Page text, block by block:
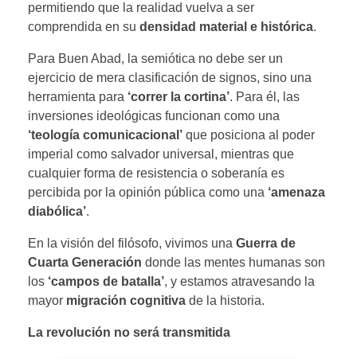
permitiendo que la realidad vuelva a ser
comprendida en su densidad material e histórica.
Para Buen Abad, la semiótica no debe ser un
ejercicio de mera clasificación de signos, sino una
herramienta para ‘correr la cortina’. Para él, las
inversiones ideológicas funcionan como una
‘teología comunicacional’ que posiciona al poder
imperial como salvador universal, mientras que
cualquier forma de resistencia o soberanía es
percibida por la opinión pública como una ‘amenaza
diabólica’.
En la visión del filósofo, vivimos una Guerra de
Cuarta Generación donde las mentes humanas son
los ‘campos de batalla’, y estamos atravesando la
mayor migración cognitiva de la historia.
La revolución no será transmitida